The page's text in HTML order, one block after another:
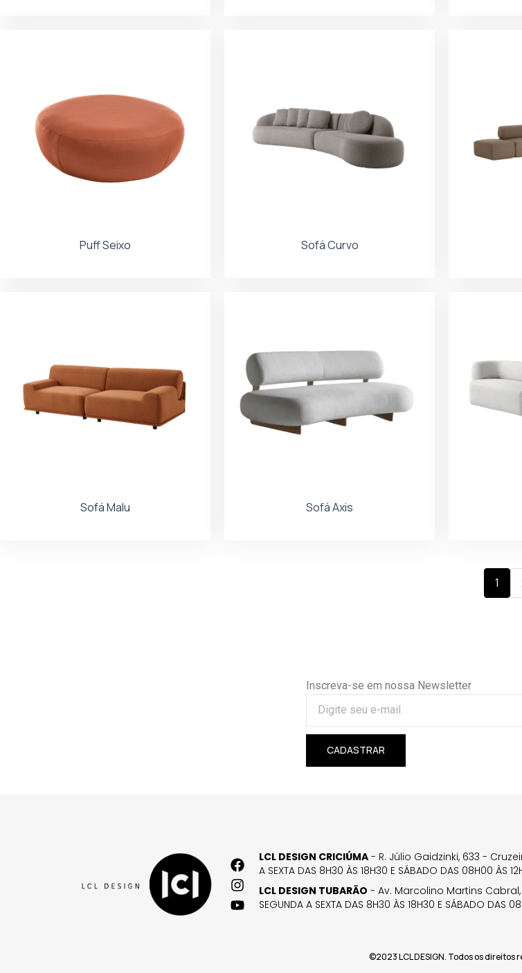
Puff Seixo Sofá Curvo
Sofá Malu Sofá Axis
1
Inscreva-se em nossa Newsletter
CADASTRAR
LCL DESIGN CRICIÚMA - R. Júlio Gaidzinki, 633 -
A SEXTA DAS 8H30 ÀS 18H30 E SÁBADO DAS 08H00 ÀS
LCL DESIGN TUBARÃO - Av. Marcolino Martins
SEGUNDA A SEXTA DAS 8H30 ÀS 18H30 E SÁBADO DAS
©2023 LCL DESIGN. Todos os direitos